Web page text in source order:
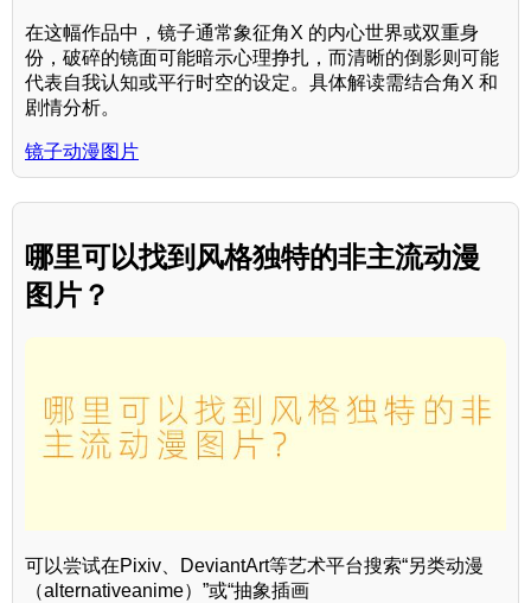
在这幅作品中，镜子通常象征角X 的内心世界或双重身
份，破碎的镜面可能暗示心理挣扎，而清晰的倒影则可能
代表自我认知或平行时空的设定。具体解读需结合角X 和
剧情分析。
镜子动漫图片
哪里可以找到风格独特的非主流动漫
图片？
可以尝试在Pixiv、DeviantArt等艺术平台搜索“另类动漫
（alternativeanime）”或“抽象插画